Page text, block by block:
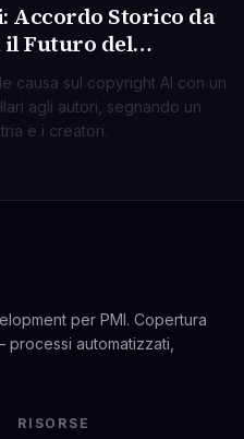
Accordo Storico da
il Futuro del
causa sul copyright AI con un
agli autori, segnando un
e i creatori.
per PMI. Copertura
automatizzati,
RISORSE